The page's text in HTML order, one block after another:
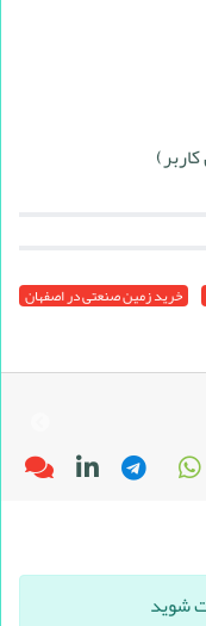
خرید زمین صنعتی در اصفهان
شوید